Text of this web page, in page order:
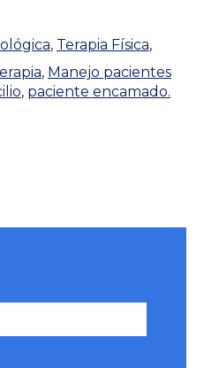
, Terapia Física,
, Manejo pacientes
, paciente encamado.